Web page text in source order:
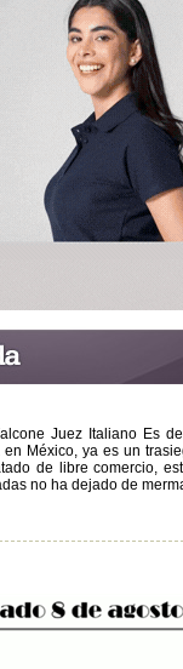
Juez Italiano Es
México, ya es un
de libre comercio,
no ha dejado de